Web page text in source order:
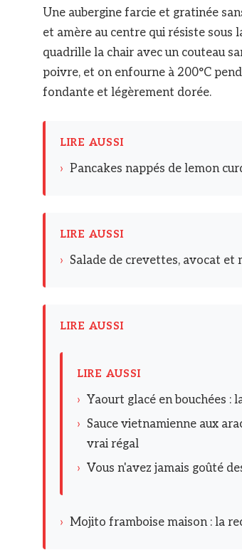
Une aubergine farcie et gratinée
et amère au centre qui résiste sous
quadrille la chair avec un couteau
poivre, et on enfourne à 200°C
fondante et légèrement dorée.
LIRE AUSSI
› Pancakes nappés de lemon
LIRE AUSSI
› Salade de crevettes, avocat
LIRE AUSSI
LIRE AUSSI
› Yaourt glacé en bouchées :
› Sauce vietnamienne aux
vrai régal
› Vous n'avez jamais goûté
› Mojito framboise maison : la